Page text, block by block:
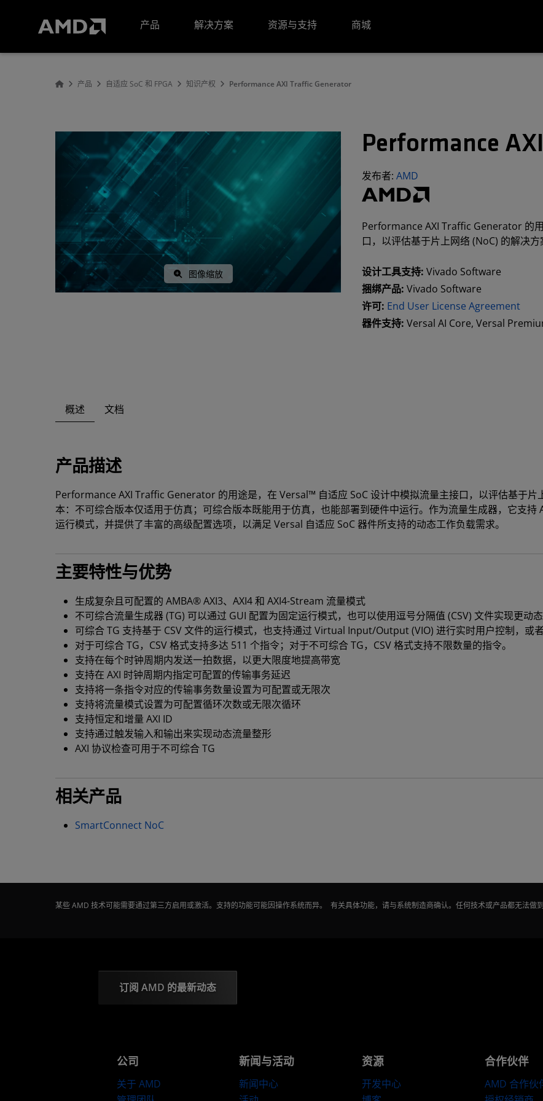
产品
解决方案 资源与支持 商城
产品 自适应 SoC 和 FPGA 知识产权 Performance AXI Traffic Generator
图像缩放
Performance
发布者:AMD
Performance AXI Traffic Generator 的
口，以评估基于片上网络 (NoC) 的解决方
设计工具支持:Vivado Software
捆绑产品:Vivado Software
许可: End User License Agreement
器件支持:Versal AI Core, Versal
概述 文档
产品描述
Performance AXI Traffic Generator 的用途是，在 Versal™ 自适应 SoC 设计中模拟流量主接口，以评估基于片
本：不可综合版本仅适用于仿真；可综合版本既能用于仿真，也能部署到硬件中运行。作为流量生成器，它支持
运行模式，并提供了丰富的高级配置选项，以满足 Versal 自适应 SoC 器件所支持的动态工作负载需求。
主要特性与优势
生成复杂且可配置的 AMBA® AXI3、AXI4 和 AXI4-Stream 流量模式
不可综合流量生成器 (TG) 可以通过 GUI 配置为固定运行模式，也可以使用逗号分隔值 (CSV) 文件实现更动
可综合 TG 支持基于 CSV 文件的运行模式，也支持通过 Virtual Input/Output (VIO) 进行实时用户控制，或
对于可综合 TG，CSV 格式支持多达 511 个指令；对于不可综合 TG，CSV 格式支持不限数量的指令。
支持在每个时钟周期内发送一拍数据，以更大限度地提高带宽
支持在 AXI 时钟周期内指定可配置的传输事务延迟
支持将一条指令对应的传输事务数量设置为可配置或无限次
支持将流量模式设置为可配置循环次数或无限次循环
支持恒定和增量 AXI ID
支持通过触发输入和输出来实现动态流量整形
AXI 协议检查可用于不可综合 TG
相关产品
SmartConnect NoC
某些 AMD 技术可能需要通过第三方启用或激活。支持的功能可能因操作系统而异。 有关具体功能，请与系统制造商确认。任何技术或产品都无法做到
订阅 AMD 的最新动态
公司
关于 AMD
新闻与活动
新闻中心
资源
开发中心
合作伙伴
AMD 合作伙